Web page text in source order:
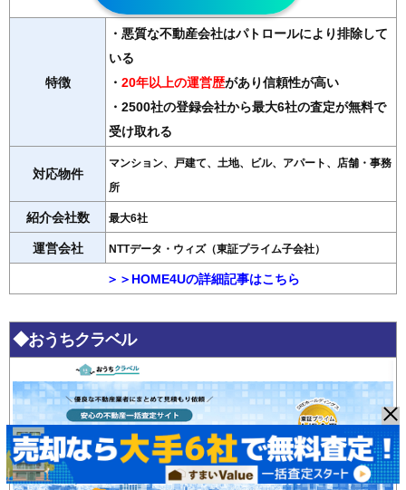
特徴
・悪質な不動産会社はパトロールにより排除して
いる
・ 20年以上の運営歴があり信頼性が高い
・2500社の登録会社から最大6社の査定が無料で
受け取れる
対応物件
マンション、戸建て、土地、ビル、アパート、店舗・事務
所
紹介会社数 最大6社
運営会社 NTTデータ・ウィズ（東証プライム子会社）
＞＞HOME4Uの詳細記事はこちら
◆おうちクラベル